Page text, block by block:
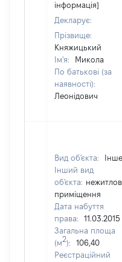
інформація]
Декларує:
Прізвище:
Княжицький
Ім'я:
Микола
По батькові (за
наявності):
Леонідович
Вид об'єкта:
Інше
Інший вид
об'єкта:
приміщення
Дата набуття
права:
11.03.2015
Загальна площа
(м2):
106,40
Реєстраційний